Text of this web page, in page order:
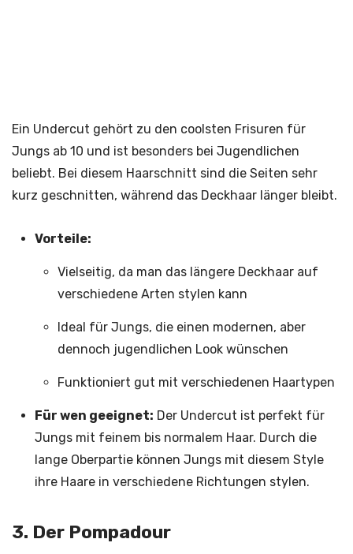
Ein Undercut gehört zu den coolsten Frisuren für
Jungs ab 10 und ist besonders bei Jugendlichen
beliebt. Bei diesem Haarschnitt sind die Seiten sehr
kurz geschnitten, während das Deckhaar länger bleibt.
Vorteile:
Vielseitig, da man das längere Deckhaar auf
verschiedene Arten stylen kann
Ideal für Jungs, die einen modernen, aber
dennoch jugendlichen Look wünschen
Funktioniert gut mit verschiedenen Haartypen
Für wen geeignet: Der Undercut ist perfekt für
Jungs mit feinem bis normalem Haar. Durch die
lange Oberpartie können Jungs mit diesem Style
ihre Haare in verschiedene Richtungen stylen.
3. Der Pompadour